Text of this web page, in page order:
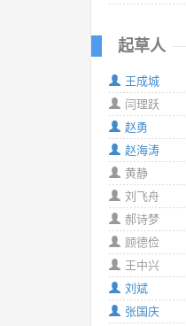
起草人
王成城
闫理跃
赵勇
赵海涛
黄静
刘飞舟
郝诗梦
顾德俭
王中兴
刘斌
张国庆